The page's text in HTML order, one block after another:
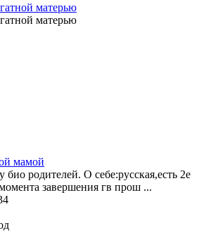
матерью
матерью
мамой
био родителей. О себе:русская,есть 2е
завершения гв прош ...